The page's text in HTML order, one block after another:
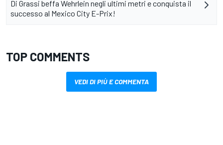
Di Grassi beffa Wehrlein negli ultimi metri e conquista il
successo al Mexico City E-Prix!
TOP COMMENTS
VEDI DI PIÙ E COMMENTA